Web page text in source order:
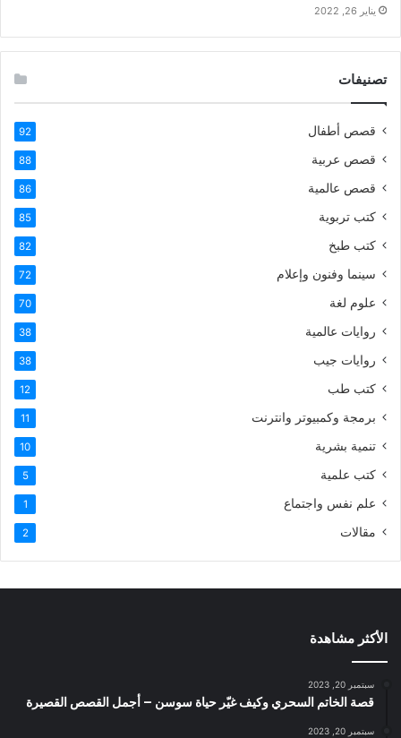
يناير 26, 2022
تصنيفات
قصص أطفال 92
قصص عربية 88
قصص عالمية 86
كتب تربوية 85
كتب طبخ 82
سينما وفنون وإعلام 72
علوم لغة 70
روايات عالمية 38
روايات جيب 38
كتب طب 12
برمجة وكمبيوتر وانترنت 11
تنمية بشرية 10
كتب علمية 5
علم نفس واجتماع 1
مقالات 2
الأكثر مشاهدة
سبتمبر 20, 2023
قصة الخاتم السحري وكيف غيّر حياة سوسن – أجمل القصص القصيرة
سبتمبر 20, 2023